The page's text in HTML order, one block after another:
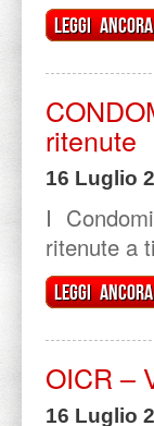
Leggi
ritenute
16 Luglio
I
ritenute a
Leggi
OICR –
16 Luglio